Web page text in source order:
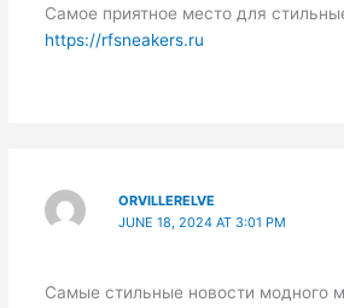
Самое приятное место для
https://rfsneakers.ru
ORVILLERELVE
JUNE 18, 2024 AT 3:01 PM
Самые стильные новости модного